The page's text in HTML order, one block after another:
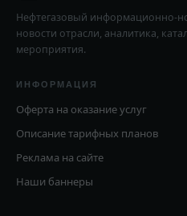
Нефтегазовый информационно-
новости отрасли, аналитика,
мероприятия.
ИНФОРМАЦИЯ
Оферта на оказание услуг
Описание тарифных планов
Реклама на сайте
Наши баннеры